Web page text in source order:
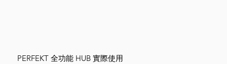
PERFEKT 全功能 HUB 實際使用